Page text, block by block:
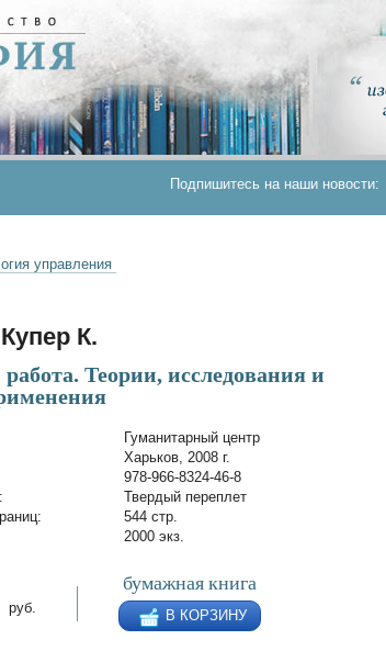
Подпишитесь на наши новости:
управления
К.
Теории, исследования и
Гуманитарный центр
Харьков, 2008 г.
978-966-8324-46-8
Твердый переплет
544 стр.
2000 экз.
руб.
бумажная книга
В КОРЗИНУ